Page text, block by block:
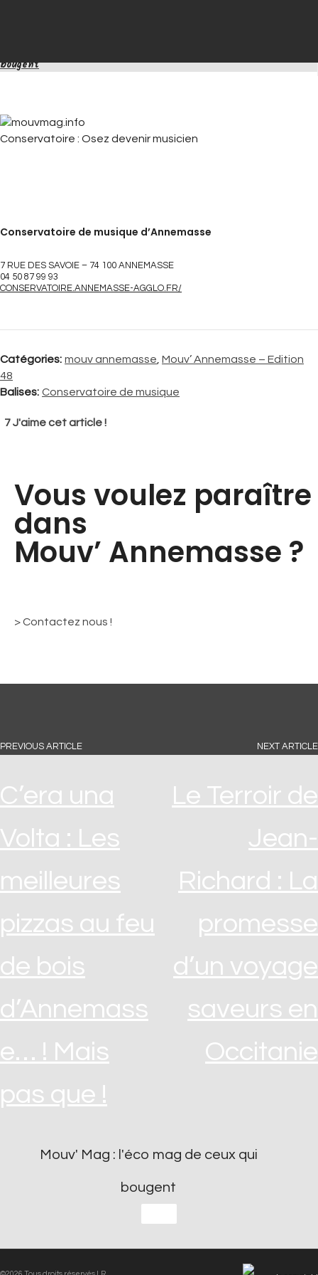
bougent
Conservatoire : Osez devenir musicien
Conservatoire de musique d’Annemasse
7 RUE DES SAVOIE – 74 100 ANNEMASSE
04 50 87 99 93
CONSERVATOIRE.ANNEMASSE-AGGLO.FR/
Catégories: mouv annemasse, Mouv’ Annemasse – Edition
48
Balises: Conservatoire de musique
7J'aime cet article !
Vous voulez paraître
dans
Mouv’ Annemasse ?
> Contactez nous !
NEXT ARTICLE
Le Terroir de
Jean-
Richard : La
promesse
d’un voyage
saveurs en
Occitanie
PREVIOUS ARTICLE
C’era una
Volta : Les
meilleures
pizzas au feu
de bois
d’Annemass
e… ! Mais
pas que !
Mouv' Mag : l'éco mag de ceux qui
bougent